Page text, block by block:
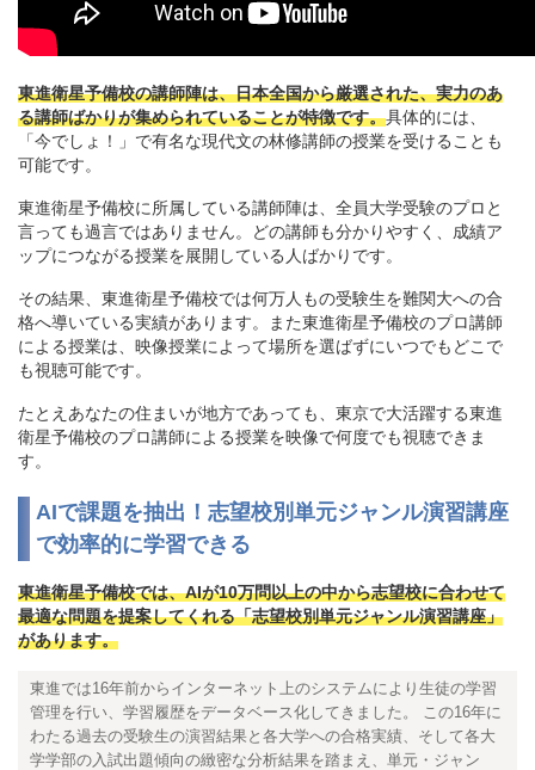
東進衛星予備校の講師陣は、日本全国から厳選された、実力のあ
る講師ばかりが集められていることが特徴です。具体的には、
「今でしょ！」で有名な現代文の林修講師の授業を受けることも
可能です。
東進衛星予備校に所属している講師陣は、全員大学受験のプロと
言っても過言ではありません。どの講師も分かりやすく、成績ア
ップにつながる授業を展開している人ばかりです。
その結果、東進衛星予備校では何万人もの受験生を難関大への合
格へ導いている実績があります。また東進衛星予備校のプロ講師
による授業は、映像授業によって場所を選ばずにいつでもどこで
も視聴可能です。
たとえあなたの住まいが地方であっても、東京で大活躍する東進
衛星予備校のプロ講師による授業を映像で何度でも視聴できま
す。
AIで課題を抽出！志望校別単元ジャンル演習講座
で効率的に学習できる
東進衛星予備校では、AIが10万問以上の中から志望校に合わせて
最適な問題を提案してくれる「志望校別単元ジャンル演習講座」
があります。
東進では16年前からインターネット上のシステムにより生徒の学習
管理を行い、学習履歴をデータベース化してきました。 この16年に
わたる過去の受験生の演習結果と各大学への合格実績、そして各大
学学部の入試出題傾向の緻密な分析結果を踏まえ、単元・ジャン